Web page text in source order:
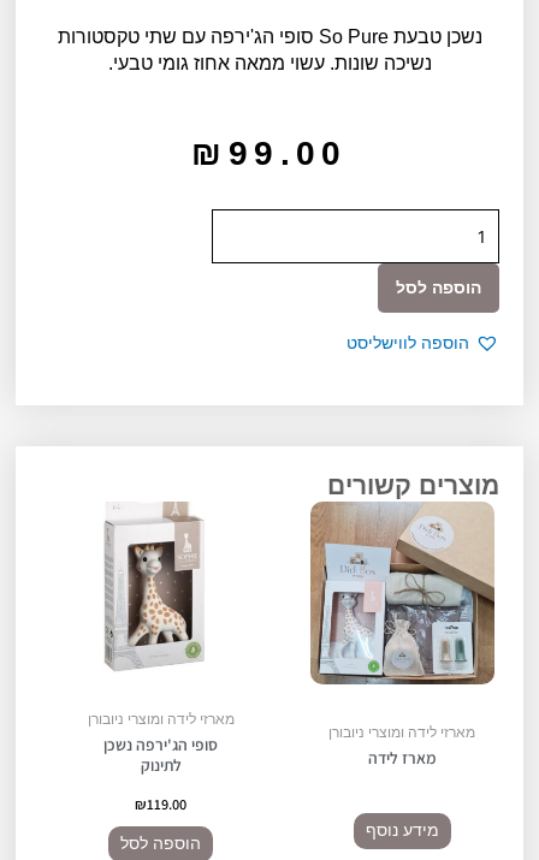
נשכן טבעת So Pure סופי הג'ירפה עם שתי טקסטורות
נשיכה שונות. עשוי ממאה אחוז גומי טבעי.
₪ 99.00
של
טבעת
הג'ירפה
Pure"
הוספה לסל
הוספה לווישליסט
מוצרים קשורים
מארזי לידה ומוצרי ניובורן
מארז לידה
מידע נוסף
מארזי לידה ומוצרי ניובורן
סופי הג'ירפה נשכן
לתינוק
₪119.00
הוספה לסל